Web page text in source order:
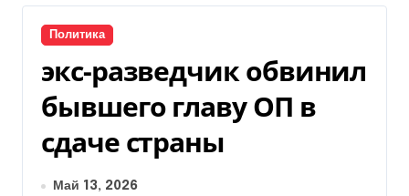
Политика
экс-разведчик обвинил
бывшего главу ОП в
сдаче страны
Май 13, 2026